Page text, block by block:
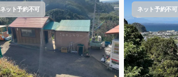
ネット予約不可 ネット予約不可